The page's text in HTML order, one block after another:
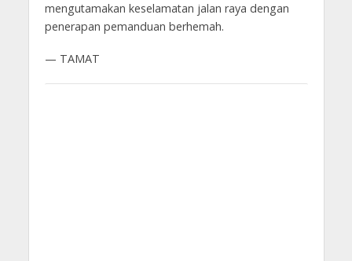
mengutamakan keselamatan jalan raya dengan
penerapan pemanduan berhemah.
— TAMAT